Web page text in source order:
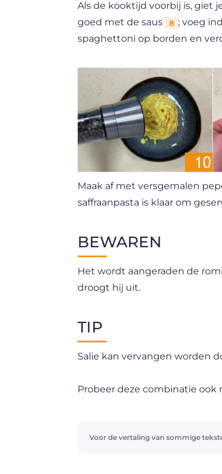
Als de kooktijd voorbij is, giet
goed met de saus
8 ; voeg
spaghettoni op borden en
Maak af met versgemalen
saffraanpasta is klaar om
BEWAREN
Het wordt aangeraden de
droogt hij uit.
TIP
Salie kan vervangen worden
Probeer deze combinatie
Voor de vertaling van sommige